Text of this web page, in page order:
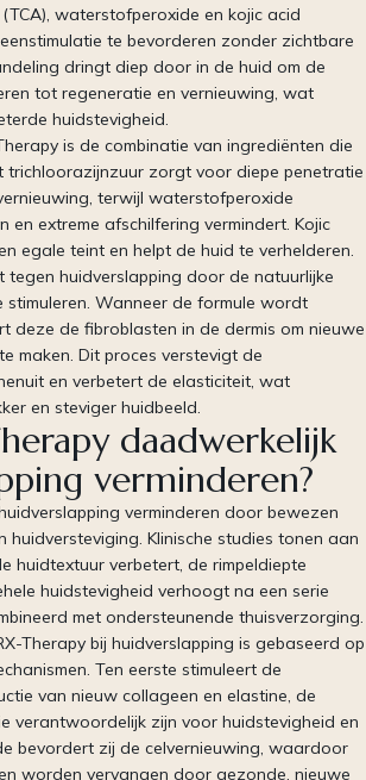
waterstofperoxide en kojic acid
te bevorderen zonder zichtbare
dringt diep door in de huid om de
tot regeneratie en vernieuwing, wat
huidstevigheid.
is de combinatie van ingrediënten die
trichloorazijnzuur zorgt voor diepe penetratie
terwijl waterstofperoxide
en extreme afschilfering vermindert. Kojic
egale teint en helpt de huid te verhelderen.
tegen huidverslapping door de natuurlijke
Wanneer de formule wordt
deze de fibroblasten in de dermis om nieuwe
maken. Dit proces verstevigt de
en verbetert de elasticiteit, wat
en steviger huidbeeld.
daadwerkelijk
verminderen?
verminderen door bewezen
huidversteviging. Klinische studies tonen aan
huidtextuur verbetert, de rimpeldiepte
huidstevigheid verhoogt na een serie
met ondersteunende thuisverzorging.
Therapy bij huidverslapping is gebaseerd op
Ten eerste stimuleert de
van nieuw collageen en elastine, de
verantwoordelijk zijn voor huidstevigheid en
bevordert zij de celvernieuwing, waardoor
worden vervangen door gezonde, nieuwe